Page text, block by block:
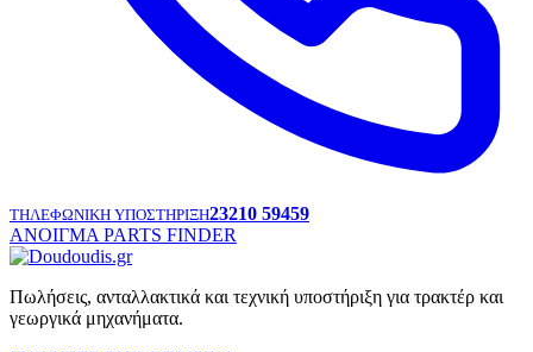
ΤΗΛΕΦΩΝΙΚΗ ΥΠΟΣΤΗΡΙΞΗ23210 59459
ΑΝΟΙΓΜΑ PARTS FINDER
Πωλήσεις, ανταλλακτικά και τεχνική υποστήριξη για τρακτέρ και
γεωργικά μηχανήματα.